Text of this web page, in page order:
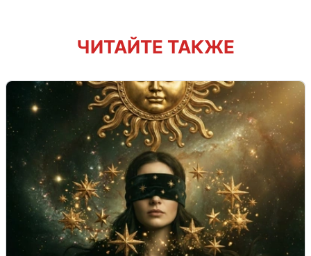
ЧИТАЙТЕ ТАКЖЕ